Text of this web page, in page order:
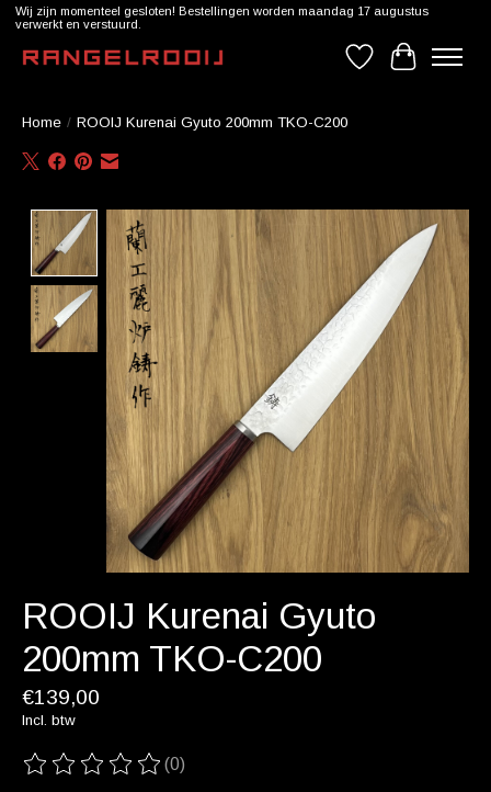
Wij zijn momenteel gesloten! Bestellingen worden maandag 17 augustus
verwerkt en verstuurd.
Verlanglijst
Home / ROOIJ Kurenai Gyuto 200mm TKO-C200
Product image slideshow Items
ROOIJ Kurenai Gyuto
200mm TKO-C200
€139,00
Incl. btw
De beoordeling van dit product is
(0)